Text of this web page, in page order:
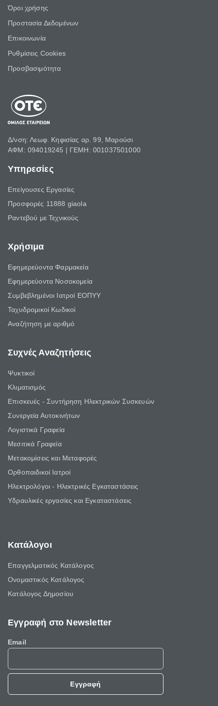
Όροι χρήσης
Προστασία Δεδομένων
Επικοινωνία
Ρυθμίσεις Cookies
Προσβασιμότητα
Δ/νση: Λεωφ. Κηφισίας αρ. 99, Μαρούσι
ΑΦΜ: 094019245 | ΓΕΜΗ: 001037501000
Υπηρεσίες
Επείγουσες Εργασίες
Προσφορές 11888 giaola
Ραντεβού με Τεχνικούς
Χρήσιμα
Εφημερεύοντα Φαρμακεία
Εφημερεύοντα Νοσοκομεία
Συμβεβλημένοι Ιατροί ΕΟΠΥΥ
Ταχυδρομικοί Κωδικοί
Αναζήτηση με αριθμό
Συχνές Αναζητήσεις
Ψυκτικοί
Κλιματισμός
Επισκευές - Συντήρηση Ηλεκτρικών Συσκευών
Συνεργεία Αυτοκινήτων
Λογιστικά Γραφεία
Μεσιτικά Γραφεία
Μετακομίσεις και Μεταφορές
Ορθοπαιδικοί Ιατροί
Ηλεκτρολόγοι - Ηλεκτρικές Εγκαταστάσεις
Υδραυλικές εργασίες και Εγκαταστάσεις
Κατάλογοι
Επαγγελματικός Κατάλογος
Ονομαστικός Κατάλογος
Κατάλογος Δημοσίου
Εγγραφή στο Newsletter
Email
Εγγραφή